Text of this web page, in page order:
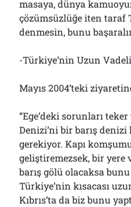
masaya, dünya
çözümsüzlüğe iten taraf
denmesin, bunu
-Türkiye’nin Uzun
Mayıs 2004’teki
“Ege’deki sorunları
Denizi’ni bir barış
gerekiyor. Kapı
geliştiremezsek, bir yere
barış gölü olacaksa
Türkiye’nin kısacası
Kıbrıs’ta da biz bunu